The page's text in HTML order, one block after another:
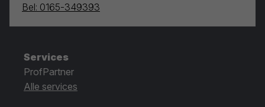
Bel: 0165-349393
Services
ProfPartner
Alle services